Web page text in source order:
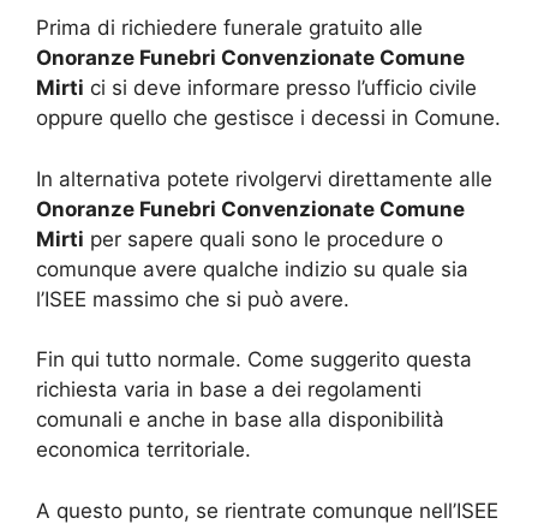
Prima di richiedere funerale gratuito alle
Onoranze Funebri Convenzionate Comune
Mirti ci si deve informare presso l’ufficio civile
oppure quello che gestisce i decessi in Comune.
In alternativa potete rivolgervi direttamente alle
Onoranze Funebri Convenzionate Comune
Mirti per sapere quali sono le procedure o
comunque avere qualche indizio su quale sia
l’ISEE massimo che si può avere.
Fin qui tutto normale. Come suggerito questa
richiesta varia in base a dei regolamenti
comunali e anche in base alla disponibilità
economica territoriale.
A questo punto, se rientrate comunque nell’ISEE